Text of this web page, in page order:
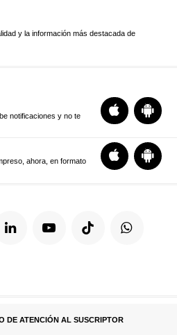
y la información más destacada de
notificaciones y no te
ahora, en formato
DE ATENCIÓN AL SUSCRIPTOR